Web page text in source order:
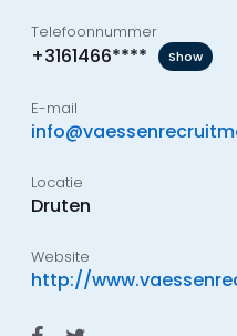
Telefoonnummer
+3161466**** Show
E-mail
Locatie
Druten
Website
http://